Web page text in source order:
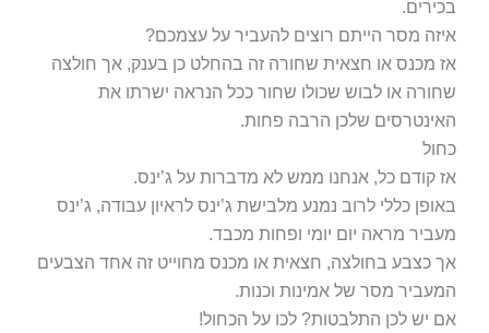
בכירים.
איזה מסר הייתם רוצים להעביר על עצמכם?
אז מכנס או חצאית שחורה זה בהחלט כן בענק, אך חולצה
שחורה או לבוש שכולו שחור ככל הנראה ישרתו את
האינטרסים שלכן הרבה פחות.
כחול
אז קודם כל, אנחנו ממש לא מדברות על ג’ינס.
באופן כללי לרוב נמנע מלבישת ג’ינס לראיון עבודה, ג’ינס
מעביר מראה יום יומי ופחות מכבד.
אך כצבע בחולצה, חצאית או מכנס מחוייט זה אחד הצבעים
המעביר מסר של אמינות וכנות.
אם יש לכן התלבטות? לכו על הכחול!